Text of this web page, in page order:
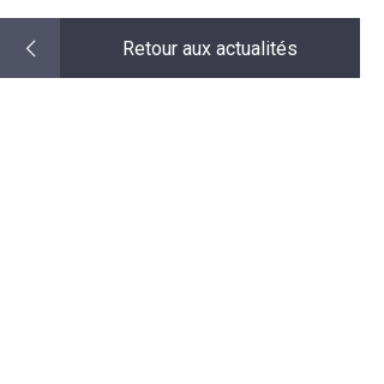
Retour aux actualités